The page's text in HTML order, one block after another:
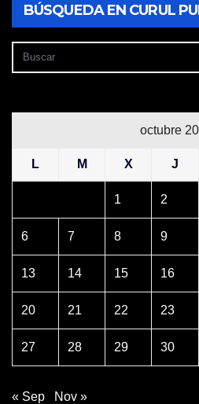
BÚSQUEDA EN CURUL
octubre
L M X J
1 2
6 7 8 9
13 14 15 16
20 21 22 23
27 28 29 30
« Sep Nov »